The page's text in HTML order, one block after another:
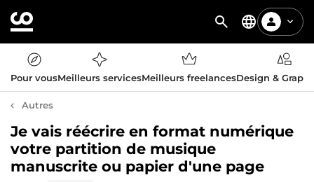
Pour vousMeilleurs servicesMeilleurs freelancesDesign &
Autres
Je vais réécrire en format numérique
votre partition de musique
manuscrite ou papier d'une page